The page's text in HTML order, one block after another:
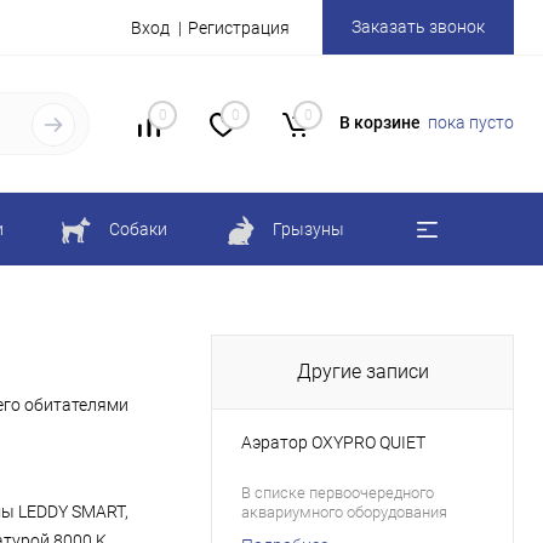
Вход Регистрация Заказать звонок
0 0 0 В корзине пока пусто
Собаки Грызуны
обитателями
LEDDY SMART,
Другие записи
Аэратор OXYPRO QUIET
В списке первоочередного
аквариумного оборудования